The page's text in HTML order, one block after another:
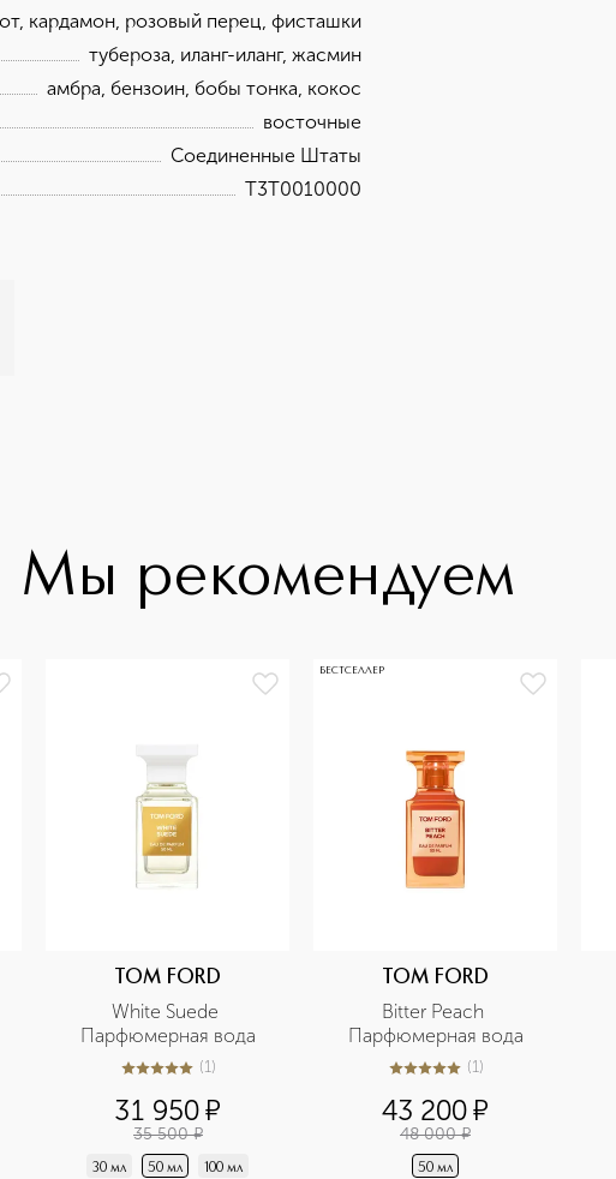
кардамон, розовый перец, фисташки
тубероза, иланг-иланг, жасмин
амбра, бензоин, бобы тонка, кокос
восточные
Соединенные Штаты
T3T0010000
Мы рекомендуем
TOM FORD
White Suede
Парфюмерная вода
5из 51 (1)
31 950¤
35 500 ¤
30 мл 50 мл 100 мл
БЕСТСЕЛЛЕР
TOM FORD
Bitter Peach
Парфюмерная вода
5из 51 (1)
43 200¤
48 000 ¤
50 мл